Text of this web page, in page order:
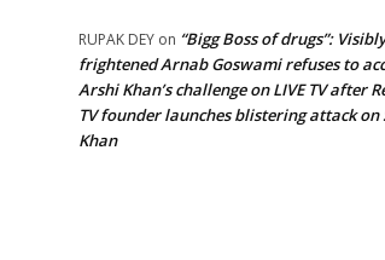
RUPAK DEY on “Bigg Boss of drugs”: Visibly
frightened Arnab Goswami refuses to
Arshi Khan’s challenge on LIVE TV after
TV founder launches blistering attack on
Khan